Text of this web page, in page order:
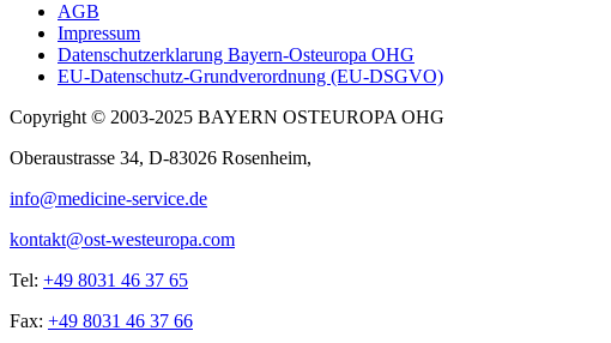
Sub
footer
AGB
Impressum
Datenschutzerklarung Bayern-Osteuropa OHG
EU-Datenschutz-Grundverordnung (EU-DSGVO)
Copyright © 2003-2025 BAYERN OSTEUROPA OHG
Oberaustrasse 34, D-83026 Rosenheim,
info@medicine-service.de
kontakt@ost-westeuropa.com
Tel: +49 8031 46 37 65
Fax: +49 8031 46 37 66